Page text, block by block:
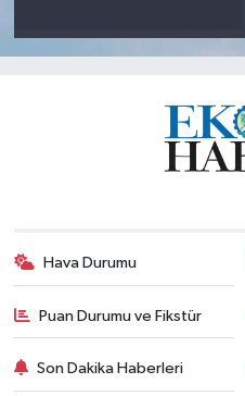
Hava Durumu
Puan Durumu ve Fikstür
Son Dakika Haberleri